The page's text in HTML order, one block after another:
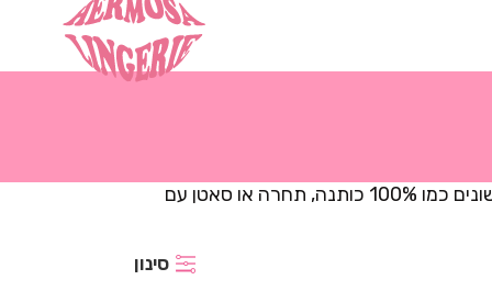
בעמוד הזה תמצא תחתונים ברזילאים שיתנו לך הרגשה סקסית! אנו מציעים מגוון רחב במיוחד של תחתונים ברזילאיים מסוגי בד שונים כמו 100% כותנה, תחרה או סאטן עם
סינון